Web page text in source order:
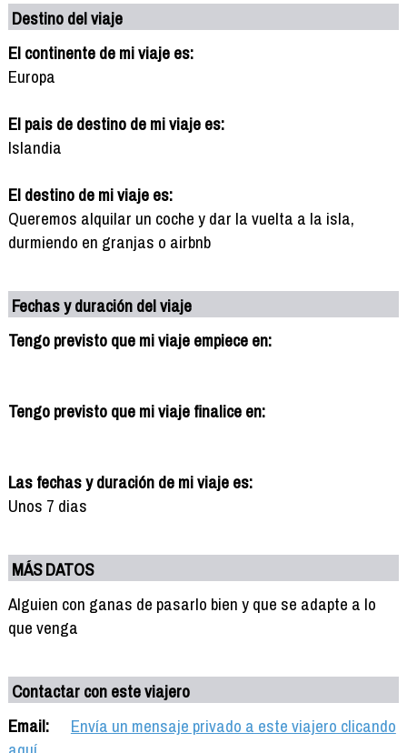
Destino del viaje
El continente de mi viaje es:
Europa
El pais de destino de mi viaje es:
Islandia
El destino de mi viaje es:
Queremos alquilar un coche y dar la vuelta a la isla,
durmiendo en granjas o airbnb
Fechas y duración del viaje
Tengo previsto que mi viaje empiece en:
Tengo previsto que mi viaje finalice en:
Las fechas y duración de mi viaje es:
Unos 7 dias
MÁS DATOS
Alguien con ganas de pasarlo bien y que se adapte a lo
que venga
Contactar con este viajero
Email:
Envía un mensaje privado a este viajero clicando